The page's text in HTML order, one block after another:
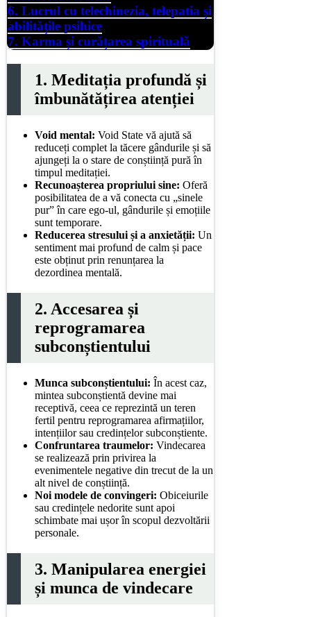
6. Lucrul cu telechinezia, telepatia și
abilitățile psihice
7. Karma și curățarea spirituală
1. Meditația profundă și
îmbunătățirea atenției
Void mental: Void State vă ajută să
reduceți complet la tăcere gândurile și să
ajungeți la o stare de conștiință pură în
timpul meditației.
Recunoașterea propriului sine: Oferă
posibilitatea de a vă conecta cu „sinele
pur” în care ego-ul, gândurile și emoțiile
sunt temporare.
Reducerea stresului și a anxietății: Un
sentiment mai profund de calm și pace
este obținut prin renunțarea la
dezordinea mentală.
2. Accesarea și
reprogramarea
subconștientului
Munca subconștientului: În acest caz,
mintea subconștientă devine mai
receptivă, ceea ce reprezintă un teren
fertil pentru reprogramarea afirmațiilor,
intențiilor sau credințelor subconștiente.
Confruntarea traumelor: Vindecarea
se realizează prin privirea la
evenimentele negative din trecut de la un
alt nivel de conștiință.
Noi modele de convingeri: Obiceiurile
sau credințele nedorite sunt apoi
schimbate mai ușor în scopul dezvoltării
personale.
3. Manipularea energiei
și munca de vindecare